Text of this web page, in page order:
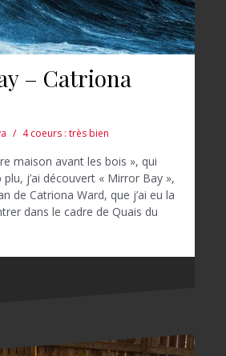
– Catriona
4 coeurs : très bien
maison avant les bois », qui
plu, j’ai découvert « Mirror Bay »,
de Catriona Ward, que j’ai eu la
dans le cadre de Quais du